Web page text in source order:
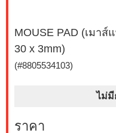
MOUSE PAD (เมาส์
30 x 3mm)
(#8805534103)
ไม่มี
ราคา